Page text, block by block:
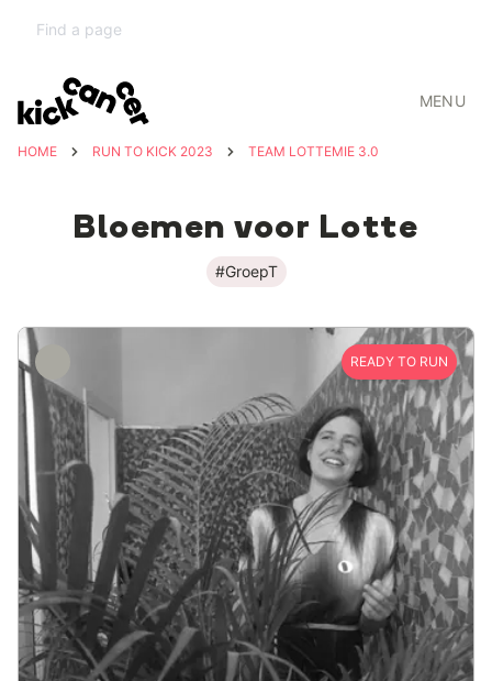
MENU
HOME RUN TO KICK 2023 TEAM LOTTEMIE 3.0
Bloemen voor Lotte
#GroepT
READY TO RUN